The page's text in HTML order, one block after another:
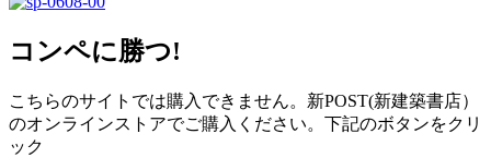
コンペに勝つ!
こちらのサイトでは購入できません。新POST(新建築書店）
のオンラインストアでご購入ください。下記のボタンをクリ
ック